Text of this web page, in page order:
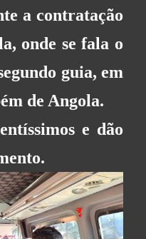
a contratação
onde se fala o
guia, em
de Angola.
e dão